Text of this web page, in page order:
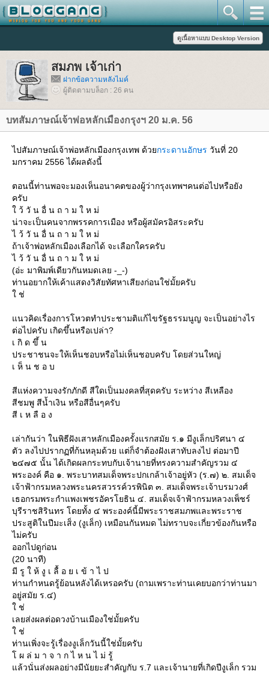
สมภพ เจ้าเก่า
ฝากข้อความหลังไมค์
ผู้ติดตามบล็อก : 26 คน
บทสัมภาษณ์เจ้าพ่อหลักเมืองกรุงฯ 20 ม.ค. 56
ไปสัมภาษณ์เจ้าพ่อหลักเมืองกรุงเทพ ด้วกระดานอักษร วันที่ 20
มกราคม 2556 ได้ผลดังนี้
ตอนนี้ท่านพอจะมองเห็นอนาคตของผู้ว่ากรุงเทพฯคนต่อไปหรือยัง
ครับ
ว้ วั น อื่ น ถ า ม ใ ห ม่
น่าจะเป็นคนจากพรรคการเมือง หรือผู้สมัครอิสระครับ
ไ ว้ วั น อื่ น ถ า ม ใ ห ม่
ถ้าเจ้าพ่อหลักเมืองเลือกได้ จะเลือกใครครับ
ไ ว้ วั น อื่ น ถ า ม ใ ห ม่
(อ่ะ มาพิมพ์เดียวกันหมดเลย -_-)
ท่านอยากให้เค้าแสดงวิสัยทัศหาเสียงก่อนใช่มั้ยครับ
ช่
นวคิดเรื่องการโหวตทำประชามติแก้ไขรัฐธรรมนูญ จะเป็นอย่างไร
ต่อไปครับ เกิดขึ้นหรือเปล่า?
เ กิ ด ขึ้ น
ประชาชนจะให้เห็นชอบหรือไม่เห็นชอบครับ โดยส่วนใหญ่
เ ห็ น ช อ บ
สีแห่งความจงรักภักดี สีใดเป็นมงคลที่สุดครับ ระหว่าง สีเหลือง
สีชมพู สีน้ำเงิน หรือสีอื่นๆครับ
สี เ ห ลื อ ง
เล่ากันว่า ในพิธีฝังเสาหลักเมืองครั้งแรกสมัย ร.๑ มีงูเล็กปริศนา ๔
ตัว ลงไปปรากฏที่ก้นหลุมด้วย แต่ก็จำต้องฝังเสาทับลงไป ต่อมาปี
๒๔๗๕ นั้น ได้เกิดผลกระทบกับเจ้านายที่ทรงความสำคัญรวม ๔
พระองค์ คือ ๑. พระบาทสมเด็จพระปกเกล้าเจ้าอยู่หัว (ร.๗) ๒. สมเด็จ
เจ้าฟ้ากรมหลวงพระนครสวรรค์วรพินิต ๓. สมเด็จพระเจ้าบรมวงศ์
เธอกรมพระกำแพงเพชรอัครโยธิน ๔. สมเด็จเจ้าฟ้ากรมหลวงเพ็ชร์
บุรีราชสิรินทร โดยทั้ง ๔ พระองค์นี้มีพระราชสมภพและพระราช
ประสูติในปีมะเส็ง (งูเล็ก) เหมือนกันหมด ไม่ทราบจะเกี่ยวข้องกันหรือ
ไม่ครับ
ออกไปดูก่อน
(20 นาที)
มี รู ใ ห้ งู เ ลื้ อ ย เ ข้ า ไ ป
ท่านกำหนดรู้ย้อนหลังได้เหรอครับ (ถามเพราะท่านเคยบอกว่าท่านมา
อยู่สมัย ร.๔)
ช่
เลยส่งผลต่อดวงบ้านเมืองใช่มั้ยครับ
ช่
ท่านเพิ่งจะรู้เรื่องงูเล็กวันนี้ใช่มั้ยครับ
ผ ล่ ม า จ า ก ไ ห น ไ ม่ รู้
ล้วนั่นส่งผลอย่างมีนัยยะสำคัญกับ ร.7 และเจ้านายที่เกิดปีงูเล็ก รวม